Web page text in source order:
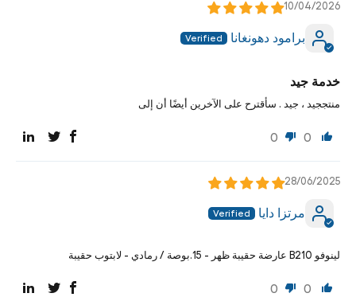
10/04/2026
برامود دهونغانا
خدمة جيد
منتججيد ، جيد . سأقترح على الآخرين أيضًا أن إلى
0
0
28/06/2025
مرتزا دايا
لينوفو B210 عارضة حقيبة ظهر - 15.بوصة / رمادي - لابتوب حقيبة
0
0